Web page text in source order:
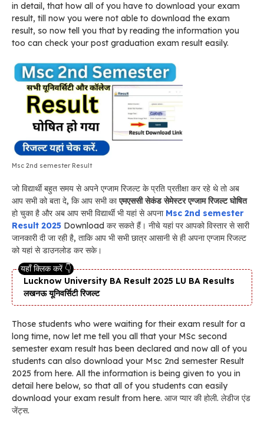
in detail, that how all of you have to download your exam
result, till now you were not able to download the exam
result, so now tell you that by reading the information you
too can check your post graduation exam result easily.
Msc 2nd semester Result
जो विद्यार्थी बहुत समय से अपने एग्जाम रिजल्ट के प्रति प्रतीक्षा कर रहे थे तो अब
आप सभी को बता दे, कि आप सभी काएमएससी सेकंड सेमेस्टर एग्जाम रिजल्ट घोषित
हो चुका है और अब आप सभी विद्यार्थी भी यहां से अपना Msc 2nd semester
Result 2025 Download कर सकते हैं। नीचे यहां पर आपको विस्तार से सारी
जानकारी दी जा रही है, ताकि आप भी सभी छात्र आसानी से ही अपना एग्जाम रिजल्ट
को यहां से डाउनलोड कर सके।
Lucknow University BA Result 2025 LU BA Results
लखनऊ यूनिवर्सिटी रिजल्ट
Those students who were waiting for their exam result for a
long time, now let me tell you all that your MSc second
semester exam result has been declared and now all of you
students can also download your Msc 2nd semester Result
2025 from here. All the information is being given to you in
detail here below, so that all of you students can easily
download your exam result from here. आज प्यार की होली. लेडीज एंड
जेंट्स.